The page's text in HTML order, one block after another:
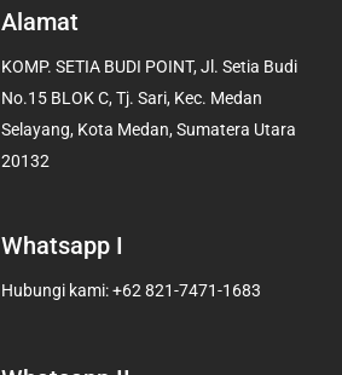
e
o
o
k
t
g
r
a
b
e
Alamat
KOMP. SETIA BUDI POINT, Jl. Setia Budi
No.15 BLOK C, Tj. Sari, Kec. Medan
Selayang, Kota Medan, Sumatera Utara
20132
Whatsapp I
Hubungi kami: +62 821-7471-1683